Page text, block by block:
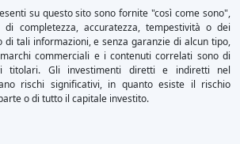
su questo sito sono fornite "così come sono",
di completezza, accuratezza, tempestività o dei
tali informazioni, e senza garanzie di alcun tipo,
commerciali e i contenuti correlati sono di
titolari. Gli investimenti diretti e indiretti nel
rischi significativi, in quanto esiste il rischio
o di tutto il capitale investito.